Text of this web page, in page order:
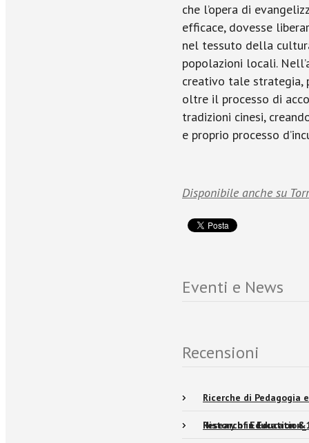
che l’opera di
efficace, dovesse
nel tessuto della
popolazioni locali.
creativo tale strategia,
oltre il processo di
tradizioni cinesi,
e proprio processo
Disponibile anche su
Eventi e News
Recensioni
Ricerche di Pedagogia
Research in
History of Education &